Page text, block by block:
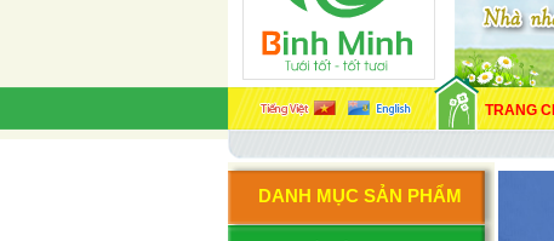
TRANG
DANH MỤC SẢN PHẨM